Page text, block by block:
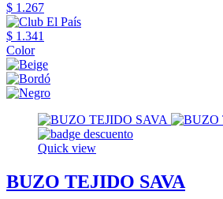
$ 1.267
$ 1.341
Color
Quick view
BUZO TEJIDO SAVA